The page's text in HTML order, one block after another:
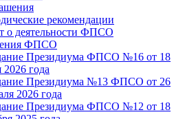
рекомендации
о деятельности ФПСО
ФПСО
Президиума ФПСО №16 от 18
года
Президиума №13 ФПСО от 26
2026 года
Президиума ФПСО №12 от 18